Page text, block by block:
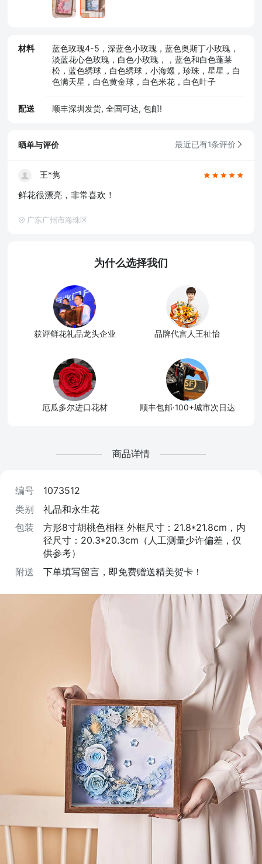
材料
蓝色玫瑰4-5，深蓝色小玫瑰，蓝色奥斯丁小玫瑰，
淡蓝花心色玫瑰，白色小玫瑰，，蓝色和白色蓬莱
松，蓝色绣球，白色绣球，小海螺，珍珠，星星，白
色满天星，白色黄金球，白色米花，白色叶子
配送 顺丰深圳发货, 全国可达, 包邮!
晒单与评价 最近已有1条评价
王*隽
鲜花很漂亮，非常喜欢！
广东广州市海珠区
为什么选择我们
获评鲜花礼品龙头企业 品牌代言人王祉怡
厄瓜多尔进口花材 顺丰包邮·100+城市次日达
商品详情
编号
1073512
类别
礼品和永生花
包装
方形8寸胡桃色相框 外框尺寸：21.8*21.8cm，内
径尺寸：20.3*20.3cm（人工测量少许偏差，仅
供参考）
附送
下单填写留言，即免费赠送精美贺卡！